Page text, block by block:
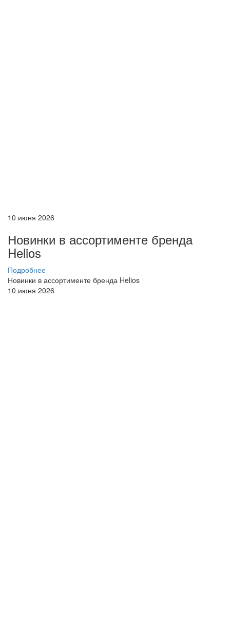
10 июня 2026
Новинки в ассортименте бренда
Helios
Подробнее
Новинки в ассортименте бренда Helios
10 июня 2026